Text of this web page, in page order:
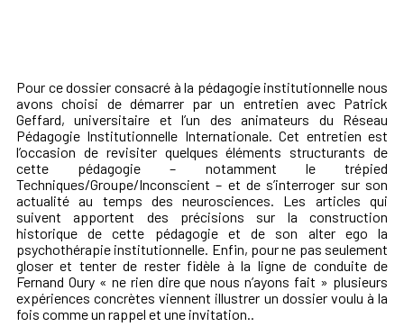
Pour ce dossier consacré à la pédagogie institutionnelle nous
avons choisi de démarrer par un entretien avec Patrick
Geffard, universitaire et l’un des animateurs du Réseau
Pédagogie Institutionnelle Internationale. Cet entretien est
l’occasion de revisiter quelques éléments structurants de
cette pédagogie – notamment le trépied
Techniques/Groupe/Inconscient – et de s’interroger sur son
actualité au temps des neurosciences. Les articles qui
suivent apportent des précisions sur la construction
historique de cette pédagogie et de son alter ego la
psychothérapie institutionnelle. Enfin, pour ne pas seulement
gloser et tenter de rester fidèle à la ligne de conduite de
Fernand Oury « ne rien dire que nous n’ayons fait » plusieurs
expériences concrètes viennent illustrer un dossier voulu à la
fois comme un rappel et une invitation..